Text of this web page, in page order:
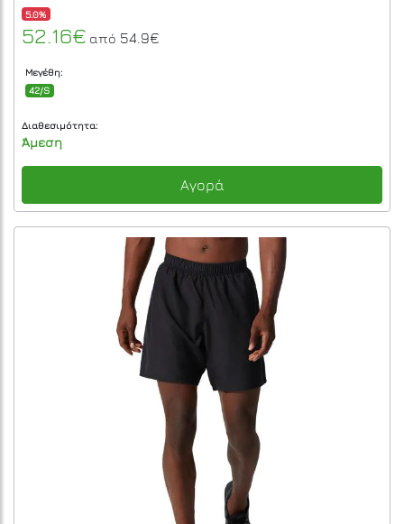
5.0%
52.16€ από 54.9€
Μεγέθη:
42/S
Διαθεσιμότητα:
Άμεση
Αγορά